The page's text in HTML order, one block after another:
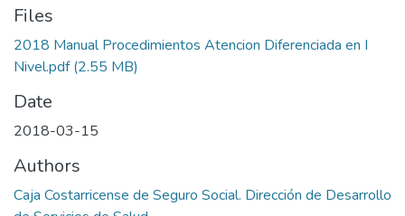
Files
2018 Manual Procedimientos Atencion Diferenciada en I
Nivel.pdf(2.55 MB)
Date
2018-03-15
Authors
Caja Costarricense de Seguro Social. Dirección de Desarrollo